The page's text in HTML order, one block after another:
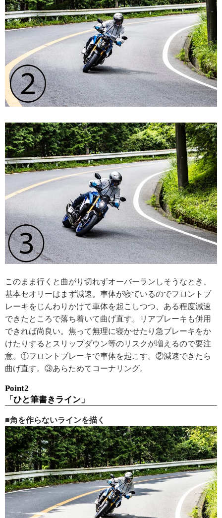
このまま行くと曲がり切れずオーバーランしそうなとき、
基本セオリーはまず減速。車体が寝ているのでフロントブ
レーキをじんわりかけて車体を起こしつつ、ある程度減速
できたところで落ち着いて曲げ直す。リアブレーキも併用
できれば尚良い。焦って無理に寝かせたり急ブレーキをか
けたりするとスリップダウン等のリスクが増えるので要注
意。①フロントブレーキで車体を起こす。②減速できたら
曲げ直す。③あらためてコーナリング。
Point2
「ひと筆書きライン」
■角を作らないラインを描く